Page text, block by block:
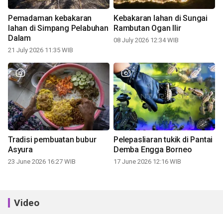
Pemadaman kebakaran
lahan di Simpang Pelabuhan
Dalam
21 July 2026 11:35 WIB
Kebakaran lahan di Sungai
Rambutan Ogan Ilir
08 July 2026 12:34 WIB
Tradisi pembuatan bubur
Asyura
23 June 2026 16:27 WIB
Pelepasliaran tukik di Pantai
Demba Engga Borneo
17 June 2026 12:16 WIB
Video